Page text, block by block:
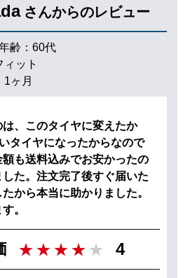
さんからのレビュー
齢： 60代
ット
1ヶ月
、このタイヤに変えたか
タイヤになったからなので
額も送料込みでお安かったの
た。注文完了後すぐ届いた
から本当に助かりました。
。
4